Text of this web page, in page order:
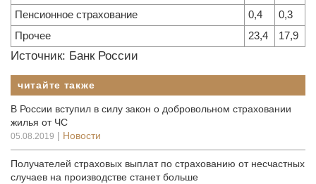
Пенсионное страхование
0,4
0,3
Прочее
23,4 17,9
Источник: Банк России
читайте также
В России вступил в силу закон о добровольном страховании
жилья от ЧС
05.08.2019 | Новости
Получателей страховых выплат по страхованию от несчастных
случаев на производстве станет больше